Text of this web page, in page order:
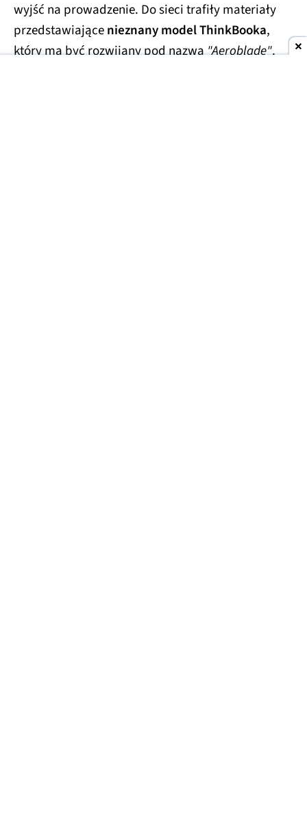
wyjść na prowadzenie. Do sieci trafiły materiały
przedstawiającenieznany model ThinkBooka,
który ma być rozwijany pod nazwą"Aeroblade".